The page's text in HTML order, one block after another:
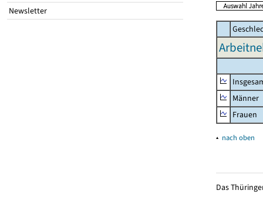
Newsletter
Männer
Frauen
▴ nach oben
Das